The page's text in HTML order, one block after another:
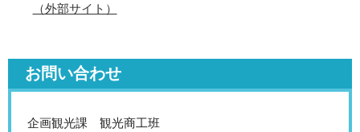
（外部サイト）
お問い合わせ
企画観光課 観光商工班